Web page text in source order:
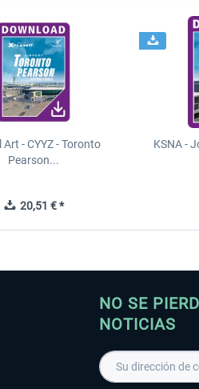
Art - CYYZ - Toronto
Pearson...
20,51 € *
KSNA -
NO SE
NOTICIAS